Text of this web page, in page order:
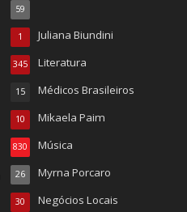
59
Juliana Biundini
1
Literatura
345
Médicos Brasileiros
15
Mikaela Paim
10
Música
830
Myrna Porcaro
26
Negócios Locais
30